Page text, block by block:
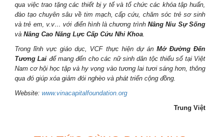
qua việc trao tặng các thiết bị y tế và tổ chức các khóa tập huấn,
đào tạo chuyên sâu về tim mạch, cấp cứu, chăm sóc trẻ sơ sinh
và trẻ em, v.v… với điển hình là chương trìnhNâng Niu Sự Sống
và Nâng Cao Năng Lực Cấp Cứu Nhi Khoa
Trong lĩnh vực giáo dục, VCF thực hiện dự án Mở Đường Đến
Tương Lai để mang đến cho các nữ sinh dân tộc thiểu số tại Việt
Nam cơ hội học tập và hy vọng vào tương lai tươi sáng hơn, thông
qua đó giúp xóa giảm đói nghèo và phát triển cộng đồng.
Website: www.vinacapitalfoundation.org
Trung Việt